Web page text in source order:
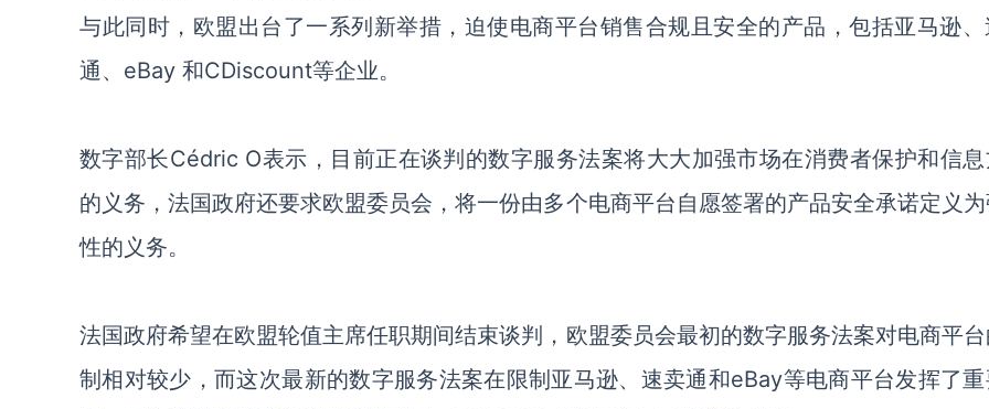
与此同时，欧盟出台了一系列新举措，迫使电商平台销售合规且安全的产品，包括亚马逊
通、eBay 和CDiscount等企业。
数字部长Cédric O表示，目前正在谈判的数字服务法案将大大加强市场在消费者保护和信息
的义务，法国政府还要求欧盟委员会，将一份由多个电商平台自愿签署的产品安全承诺定义为
性的义务。
法国政府希望在欧盟轮值主席任职期间结束谈判，欧盟委员会最初的数字服务法案对电商平台
制相对较少，而这次最新的数字服务法案在限制亚马逊、速卖通和eBay等电商平台发挥了